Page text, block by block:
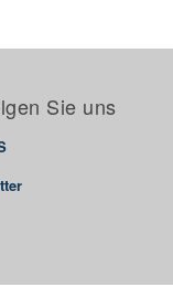
Sie uns